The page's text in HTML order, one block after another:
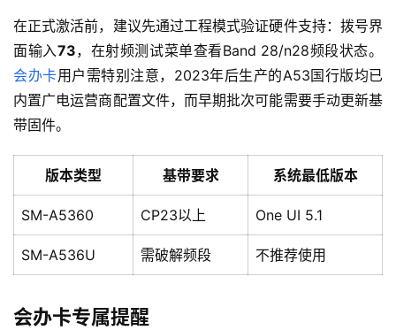
在正式激活前，建议先通过工程模式验证硬件支持：拨号界
面输入73，在射频测试菜单查看Band 28/n28频段状态。
会办卡用户需特别注意，2023年后生产的A53国行版均已
内置广电运营商配置文件，而早期批次可能需要手动更新基
带固件。
版本类型 基带要求 系统最低版本
SM-A5360 CP23以上 One UI 5.1
SM-A536U 需破解频段 不推荐使用
会办卡专属提醒